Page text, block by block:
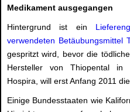
Medikament ausgegangen
Hintergrund ist ein
verwendeten Betäubungsmittel
gespritzt wird, bevor die
Hersteller von Thiopental in
Hospira, will erst Anfang 2011
Einige Bundesstaaten wie